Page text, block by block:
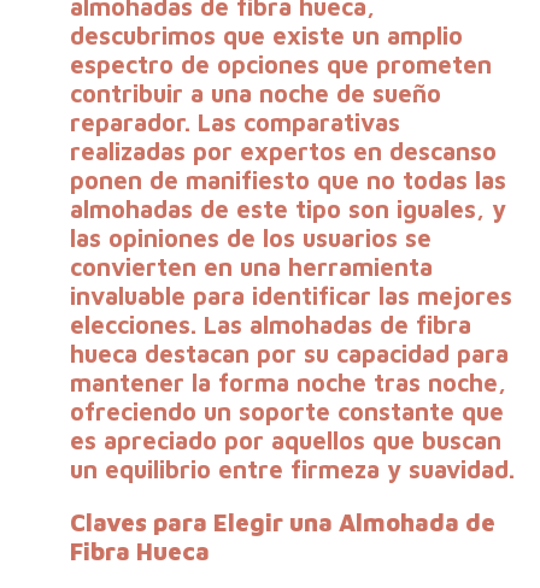
almohadas de fibra hueca,
descubrimos que existe un amplio
espectro de opciones que prometen
contribuir a una noche de sueño
reparador. Las comparativas
realizadas por expertos en descanso
ponen de manifiesto que no todas las
almohadas de este tipo son iguales, y
las opiniones de los usuarios se
convierten en una herramienta
invaluable para identificar las mejores
elecciones. Las almohadas de fibra
hueca destacan por su capacidad para
mantener la forma noche tras noche,
ofreciendo un soporte constante que
es apreciado por aquellos que buscan
un equilibrio entre firmeza y suavidad.
Claves para Elegir una Almohada de
Fibra Hueca